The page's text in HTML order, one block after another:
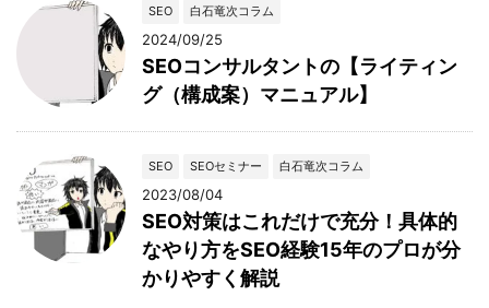
SEO 白石竜次コラム
2024/09/25
SEOコンサルタントの【ライティン
グ（構成案）マニュアル】
SEO SEOセミナー 白石竜次コラム
2023/08/04
SEO対策はこれだけで充分！具体的
なやり方をSEO経験15年のプロが分
かりやすく解説